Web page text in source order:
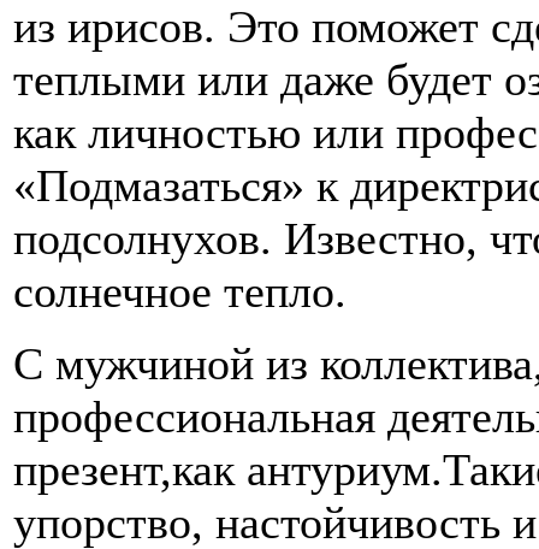
из ирисов. Это поможет
теплыми или даже будет
как личностью или
«Подмазаться» к
подсолнухов. Известно,
солнечное тепло.
С мужчиной из
профессиональная
презент,как
упорство, настойчивость